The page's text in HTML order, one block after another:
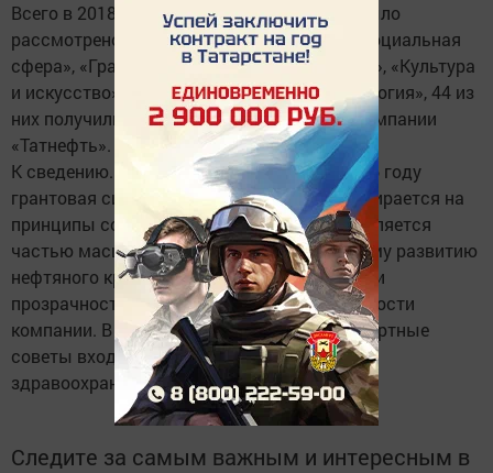
Всего в 2018 году грантовым комитетом было
рассмотрено 283 проекта в номинациях «Социальная
сфера», «Гражданственность и патриотизм», «Культура
и искусство», «Образование и наука», «Экология», 44 из
них получили финансовую поддержку от компании
«Татнефть».
К сведению. Введенная в «Татнефти» в 2016 году
грантовая система поддержки проектов опирается на
принципы социальной ответственности, является
частью масштабной работы по социальному развитию
нефтяного края, повышает эффективность и
прозрачность благотворительной деятельности
компании. В Грантовый комитет и его экспертные
советы входят видные деятели культуры,
здравоохранения, образования, СМИ.
Следите за самым важным и интересным в